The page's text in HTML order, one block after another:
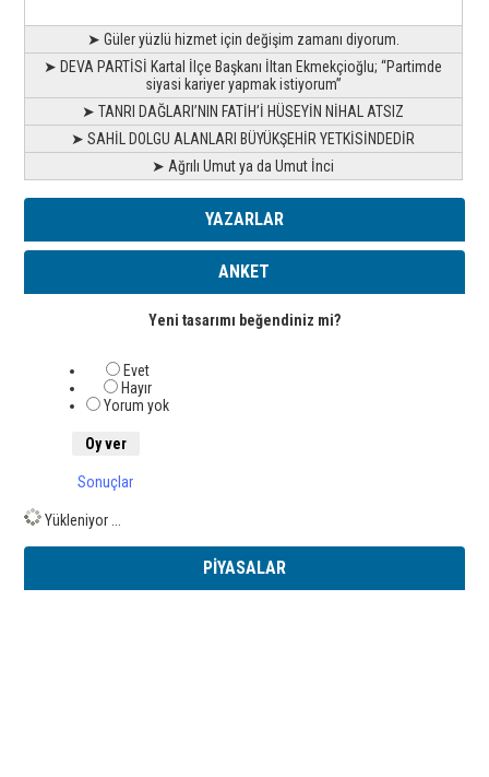
➤ Güler yüzlü hizmet için değişim zamanı diyorum.
➤ DEVA PARTİSİ Kartal İlçe Başkanı İltan Ekmekçioğlu; “Partimde
siyasi kariyer yapmak istiyorum”
➤ TANRI DAĞLARI’NIN FATİH’İ HÜSEYİN NİHAL ATSIZ
➤ SAHİL DOLGU ALANLARI BÜYÜKŞEHİR YETKİSİNDEDİR
➤ Ağrılı Umut ya da Umut İnci
YAZARLAR
ANKET
Yeni tasarımı beğendiniz mi?
Evet
Hayır
Yorum yok
Sonuçlar
Yükleniyor ...
PİYASALAR